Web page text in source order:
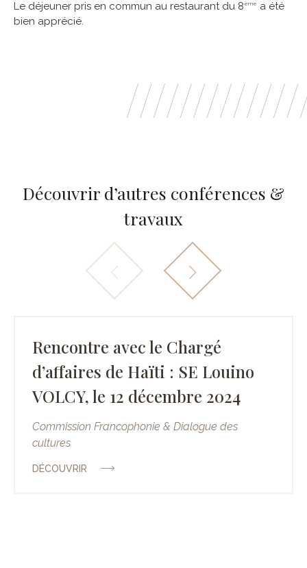
Le déjeuner pris en commun au restaurant du 8 ème
a été
bien apprécié.
Découvrir d’autres conférences &
travaux
Rencontre avec le Chargé
d’affaires de Haïti : SE Louino
VOLCY, le 12 décembre 2024
Commission Francophonie & Dialogue des
cultures
DÉCOUVRIR